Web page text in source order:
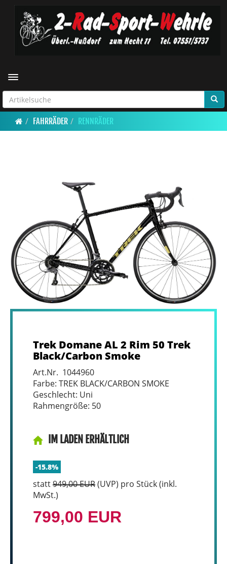
Toggle navigation
FAHRRÄDER RENNRÄDER
Trek Domane AL 2 Rim 50 Trek
Black/Carbon Smoke
Art.Nr. 1044960
Farbe: TREK BLACK/CARBON SMOKE
Geschlecht: Uni
Rahmengröße: 50
IM LADEN ERHÄLTLICH
-15.8%
statt949,00 EUR(UVP) pro Stück (inkl.
MwSt.)
799,00 EUR